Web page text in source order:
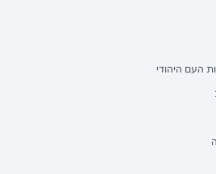
העם היהודי